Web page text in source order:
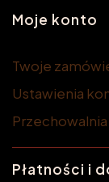
Moje konto
Twoje
Ustawienia
Przechowalnia
Płatności i